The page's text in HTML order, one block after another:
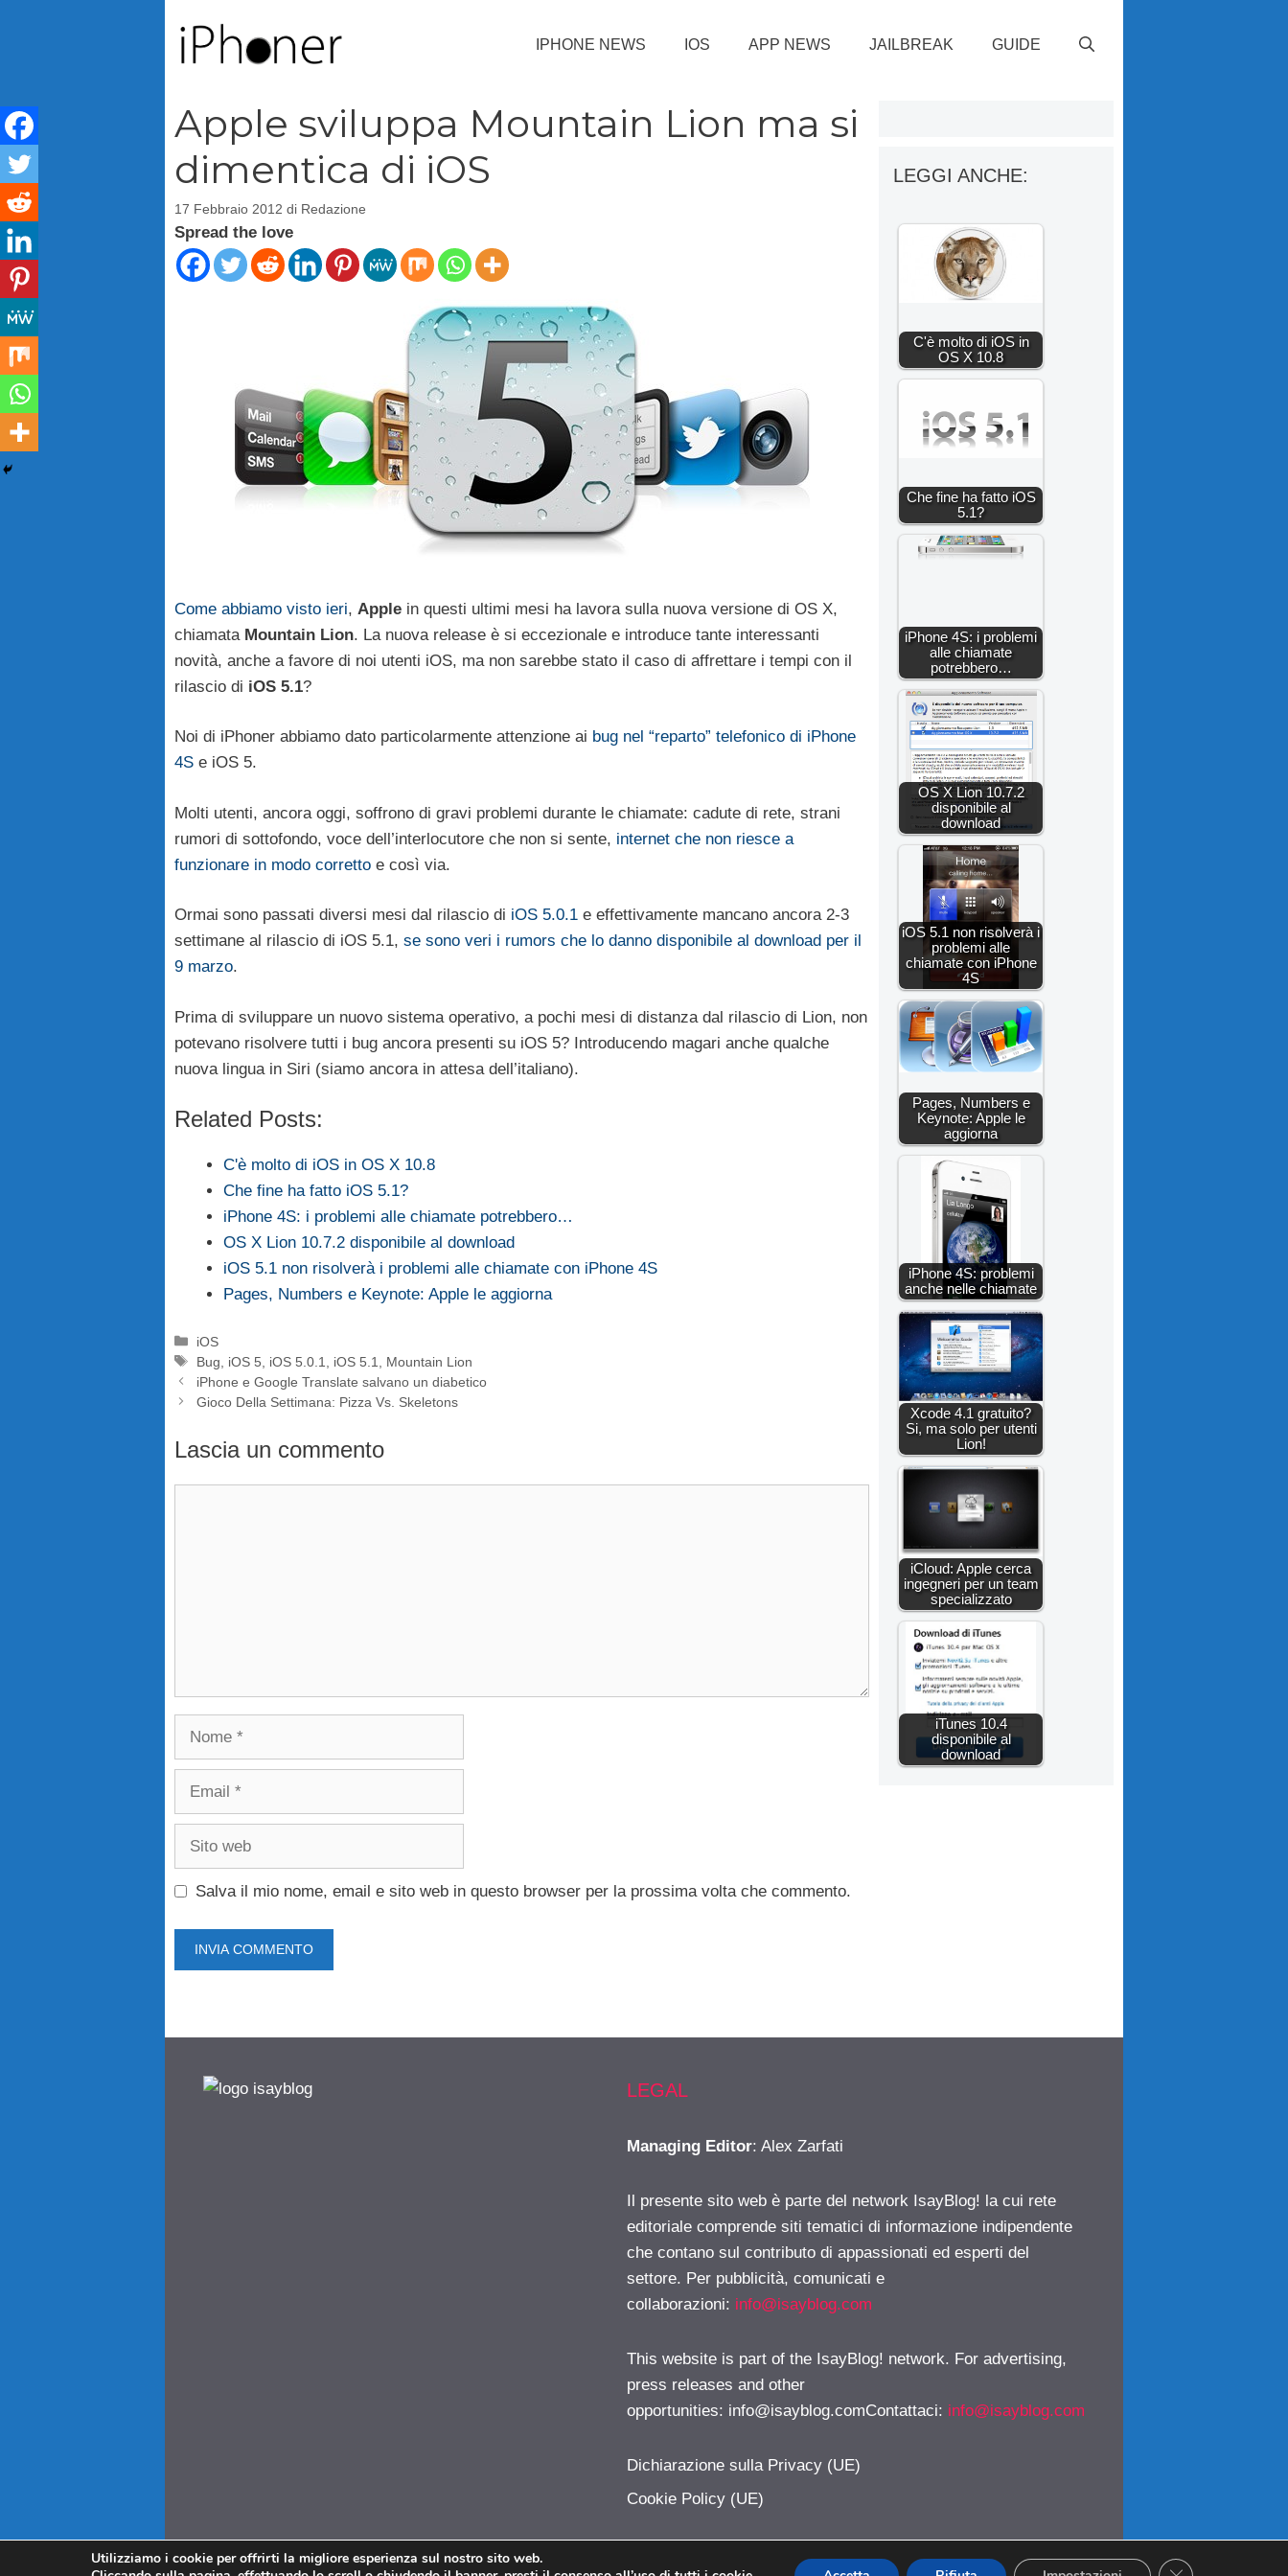
IPHONE NEWS IOS APP NEWS JAILBREAK GUIDE
Apple sviluppa Mountain Lion ma si
dimentica di iOS
17 Febbraio 2012 di Redazione
Spread the love
Come abbiamo visto ieri, Apple in questi ultimi mesi ha lavora sulla nuova versione di OS X,
chiamata Mountain Lion. La nuova release è si eccezionale e introduce tante interessanti
novità, anche a favore di noi utenti iOS, ma non sarebbe stato il caso di affrettare i tempi con il
rilascio di iOS 5.1?
Noi di iPhoner abbiamo dato particolarmente attenzione ai bug nel “reparto” telefonico di iPhone
4S e iOS 5.
Molti utenti, ancora oggi, soffrono di gravi problemi durante le chiamate: cadute di rete, strani
rumori di sottofondo, voce dell’interlocutore che non si sente, internet che non riesce a
funzionare in modo corretto e così via.
Ormai sono passati diversi mesi dal rilascio di iOS 5.0.1 e effettivamente mancano ancora 2-3
settimane al rilascio di iOS 5.1, se sono veri i rumors che lo danno disponibile al download per il
9 marzo.
Prima di sviluppare un nuovo sistema operativo, a pochi mesi di distanza dal rilascio di Lion, non
potevano risolvere tutti i bug ancora presenti su iOS 5? Introducendo magari anche qualche
nuova lingua in Siri (siamo ancora in attesa dell’italiano).
Related Posts:
C'è molto di iOS in OS X 10.8
Che fine ha fatto iOS 5.1?
iPhone 4S: i problemi alle chiamate potrebbero…
OS X Lion 10.7.2 disponibile al download
iOS 5.1 non risolverà i problemi alle chiamate con iPhone 4S
Pages, Numbers e Keynote: Apple le aggiorna
Categorie
iOS
Tag
Bug iOS 5 iOS 5.0.1 iOS 5.1
Mountain Lion
iPhone e Google Translate salvano un diabetico
Gioco Della Settimana: Pizza Vs. Skeletons
Lascia un commento
Nome
Email
Sito
Salva il mio nome, email e sito web in questo browser per la prossima volta che commento.
LEGGI ANCHE:
C'è molto di iOS in
OS X 10.8
Che fine ha fatto iOS
5.1?
iPhone 4S: i problemi
alle chiamate
potrebbero…
OS X Lion 10.7.2
disponibile al
download
iOS 5.1 non risolverà i
problemi alle
chiamate con iPhone
4S
Pages, Numbers e
Keynote: Apple le
aggiorna
iPhone 4S: problemi
anche nelle chiamate
Xcode 4.1 gratuito?
Si, ma solo per utenti
Lion!
iCloud: Apple cerca
ingegneri per un team
specializzato
iTunes 10.4
disponibile al
download
LEGAL
Managing Editor: Alex Zarfati
Il presente sito web è parte del network IsayBlog! la cui rete
editoriale comprende siti tematici di informazione indipendente
che contano sul contributo di appassionati ed esperti del
settore. Per pubblicità, comunicati e
collaborazioni: info@isayblog.com
This website is part of the IsayBlog! network. For advertising,
press releases and other
opportunities: info@isayblog.comContattaci: info@isayblog.com
Dichiarazione sulla Privacy (UE)
Cookie Policy (UE)
Utilizziamo i cookie per offrirti la migliore esperienza sul nostro sito web.
CLOSE GDPR